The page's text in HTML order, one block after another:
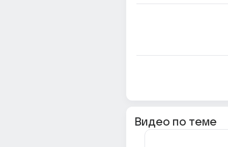
Видео по теме